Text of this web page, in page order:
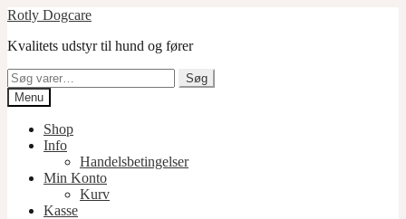
Spring
navigation
Spring
indhold
Rotly Dogcare
Kvalitets udstyr til hund og fører
Søg
efter:
Søg
Menu
Shop
Info
Handelsbetingelser
Min Konto
Kurv
Kasse